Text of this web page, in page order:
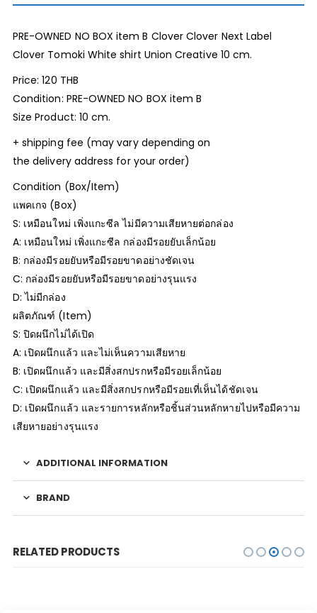
PRE-OWNED NO BOX item B Clover Clover Next Label
Clover Tomoki White shirt Union Creative 10 cm.
Price: 120 THB
Condition: PRE-OWNED NO BOX item B
Size Product: 10 cm.
+ shipping fee (may vary depending on
the delivery address for your order)
Condition (Box/Item)
แพคเกจ (Box)
S: เหมือนใหม่ เพิ่งแกะซีล ไม่มีความเสียหายต่อกล่อง
A: เหมือนใหม่ เพิ่งแกะซีล กล่องมีรอยยับเล็กน้อย
B: กล่องมีรอยยับหรือมีรอยขาดอย่างชัดเจน
C: กล่องมีรอยยับหรือมีรอยขาดอย่างรุนแรง
D: ไม่มีกล่อง
ผลิตภัณฑ์ (Item)
S: ปิดผนึกไม่ได้เปิด
A: เปิดผนึกแล้ว และไม่เห็นความเสียหาย
B: เปิดผนึกแล้ว และมีสิ่งสกปรกหรือมีรอยเล็กน้อย
C: เปิดผนึกแล้ว และมีสิ่งสกปรกหรือมีรอยเที่เห็นได้ชัดเจน
D: เปิดผนึกแล้ว และรายการหลักหรือชิ้นส่วนหลักหายไปหรือมีความ
เสียหายอย่างรุนแรง
ADDITIONAL INFORMATION
BRAND
RELATED PRODUCTS